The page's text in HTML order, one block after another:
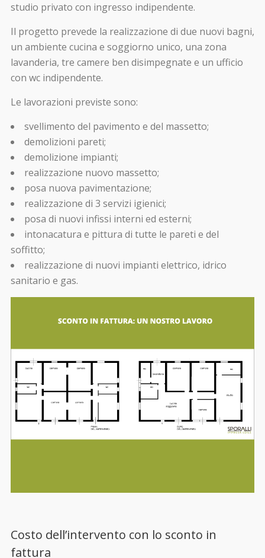
studio privato con ingresso indipendente.
Il progetto prevede la realizzazione di due nuovi bagni,
un ambiente cucina e soggiorno unico, una zona
lavanderia, tre camere ben disimpegnate e un ufficio
con wc indipendente.
Le lavorazioni previste sono:
svellimento del pavimento e del massetto;
demolizioni pareti;
demolizione impianti;
realizzazione nuovo massetto;
posa nuova pavimentazione;
realizzazione di 3 servizi igienici;
posa di nuovi infissi interni ed esterni;
intonacatura e pittura di tutte le pareti e del
soffitto;
realizzazione di nuovi impianti elettrico, idrico
sanitario e gas.
Costo dell’intervento con lo sconto in
fattura